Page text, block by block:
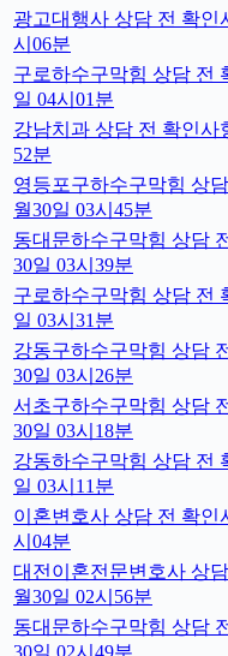
광고대행사 상담 전 확인
시06분
구로하수구막힘 상담 전
일 04시01분
강남치과 상담 전 확인사
52분
영등포구하수구막힘 상
월30일 03시45분
동대문하수구막힘 상담
30일 03시39분
구로하수구막힘 상담 전
일 03시31분
강동구하수구막힘 상담
30일 03시26분
서초구하수구막힘 상담
30일 03시18분
강동하수구막힘 상담 전
일 03시11분
이혼변호사 상담 전 확인
시04분
대전이혼전문변호사 상
월30일 02시56분
동대문하수구막힘 상담
30일 02시49분